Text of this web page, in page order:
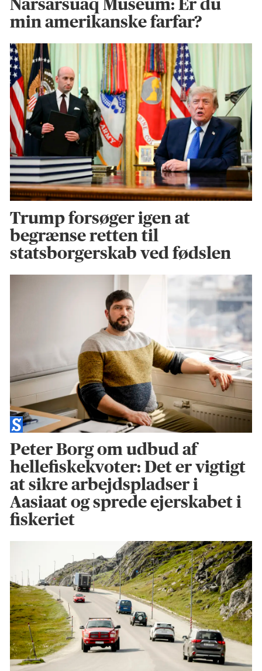
min amerikanske farfar?
Trump forsøger igen at
begrænse retten til
statsborgerskab ved fødslen
Peter Borg om udbud af
hellefiskekvoter: Det er vigtigt
at sikre arbejdspladser i
Aasiaat og sprede ejerskabet i
fiskeriet